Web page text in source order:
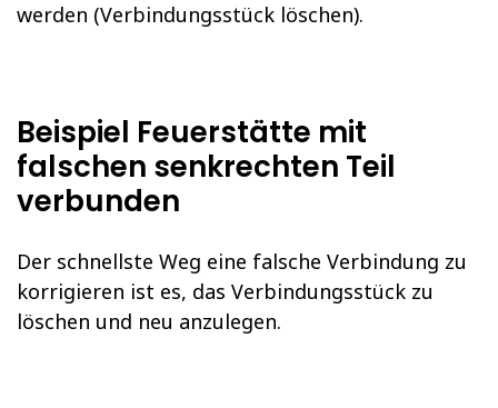
werden (Verbindungsstück löschen).
Beispiel Feuerstätte mit
falschen senkrechten Teil
verbunden
Der schnellste Weg eine falsche Verbindung zu
korrigieren ist es, das Verbindungsstück zu
löschen und neu anzulegen.